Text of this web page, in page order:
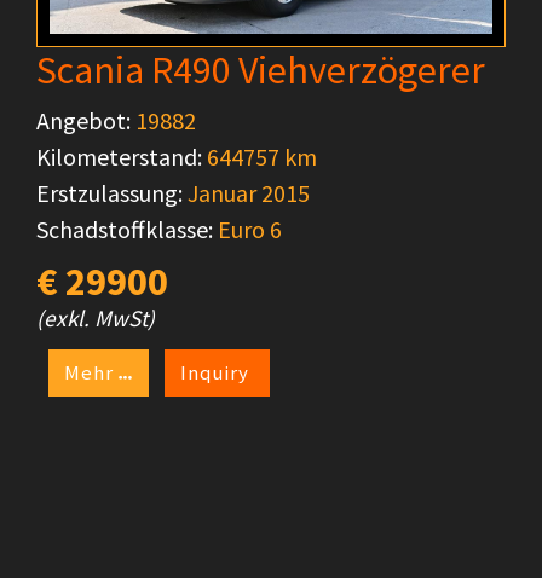
Scania R490 Viehverzögerer
Angebot: 19882
Kilometerstand: 644757 km
Erstzulassung:Januar 2015
Schadstoffklasse: Euro 6
€ 29900
(exkl. MwSt)
Mehr Inquiry